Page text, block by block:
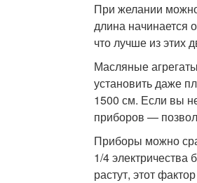
При желании
длина начинается
что лучше из этих
Масляные
установить даже
1500 см. Если вы
приборов —
Приборы можно
1/4 электричества
растут, этот